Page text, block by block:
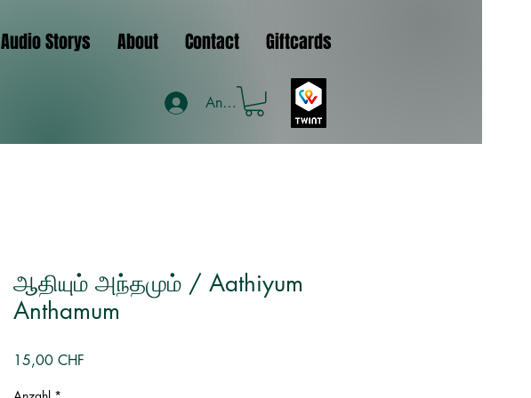
Audio Storys About Contact Giftcards
Anmelden
ஆதியும் அந்தமும் / Aathiyum
Anthamum
15,00 CHF